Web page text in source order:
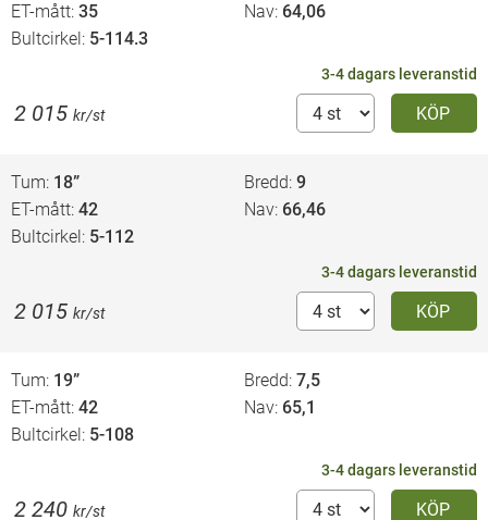
ET-mått 35 Nav 64,06
Bultcirkel 5-114.3
3-4 dagars leveranstid
KÖP
2 015 kr/st
Tum 18” Bredd 9
ET-mått 42 Nav 66,46
Bultcirkel 5-112
3-4 dagars leveranstid
KÖP
2 015 kr/st
Tum 19” Bredd 7,5
ET-mått 42 Nav 65,1
Bultcirkel 5-108
3-4 dagars leveranstid
KÖP
2 240 kr/st